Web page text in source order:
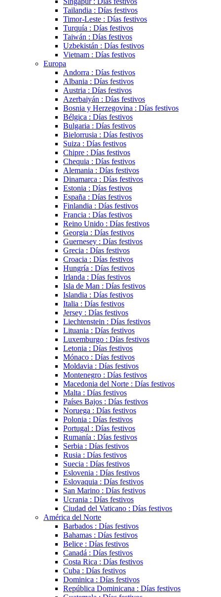
Tailandia : Días festivos
Timor-Leste : Días festivos
Turquía : Días festivos
Taiwán : Días festivos
Uzbekistán : Días festivos
Vietnam : Días festivos
Europa
Andorra : Días festivos
Albania : Días festivos
Austria : Días festivos
Azerbaiyán : Días festivos
Bosnia y Herzegovina : Días festivos
Bélgica : Días festivos
Bulgaria : Días festivos
Bielorrusia : Días festivos
Suiza : Días festivos
Chipre : Días festivos
Chequia : Días festivos
Alemania : Días festivos
Dinamarca : Días festivos
Estonia : Días festivos
España : Días festivos
Finlandia : Días festivos
Francia : Días festivos
Reino Unido : Días festivos
Georgia : Días festivos
Guernesey : Días festivos
Grecia : Días festivos
Croacia : Días festivos
Hungría : Días festivos
Irlanda : Días festivos
Isla de Man : Días festivos
Islandia : Días festivos
Italia : Días festivos
Jersey : Días festivos
Liechtenstein : Días festivos
Lituania : Días festivos
Luxemburgo : Días festivos
Letonia : Días festivos
Mónaco : Días festivos
Moldavia : Días festivos
Montenegro : Días festivos
Macedonia del Norte : Días festivos
Malta : Días festivos
Países Bajos : Días festivos
Noruega : Días festivos
Polonia : Días festivos
Portugal : Días festivos
Rumanía : Días festivos
Serbia : Días festivos
Rusia : Días festivos
Suecia : Días festivos
Eslovenia : Días festivos
Eslovaquia : Días festivos
San Marino : Días festivos
Ucrania : Días festivos
Ciudad del Vaticano : Días festivos
América del Norte
Barbados : Días festivos
Bahamas : Días festivos
Belice : Días festivos
Canadá : Días festivos
Costa Rica : Días festivos
Cuba : Días festivos
Dominica : Días festivos
República Dominicana : Días festivos